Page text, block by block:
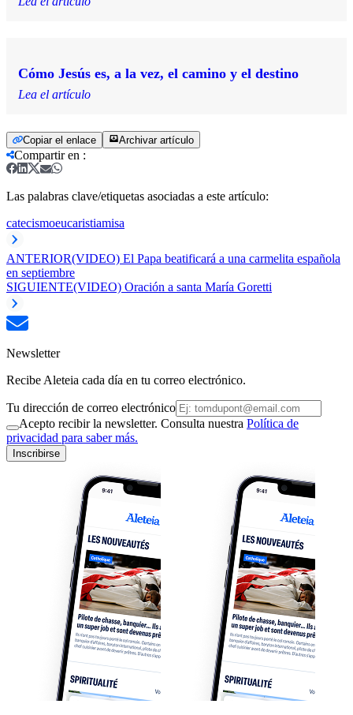
Cómo Jesús es, a la vez, el camino y el destino
Lea el artículo
Copiar el enlace Archivar artículo
Compartir en :
Las palabras clave/etiquetas asociadas a este artículo:
catecismoeucaristiamisa
ANTERIOR(VIDEO) El Papa beatificará a una carmelita española
en septiembre
SIGUIENTE(VIDEO) Oración a santa María Goretti
Newsletter
Recibe Aleteia cada día en tu correo electrónico.
Tu dirección de correo electrónico
Acepto recibir la newsletter. Consulta nuestra Política de
privacidad para saber más.
Inscribirse